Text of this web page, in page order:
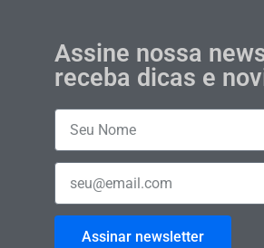
Assine nossa
receba dicas e
Assinar newsletter